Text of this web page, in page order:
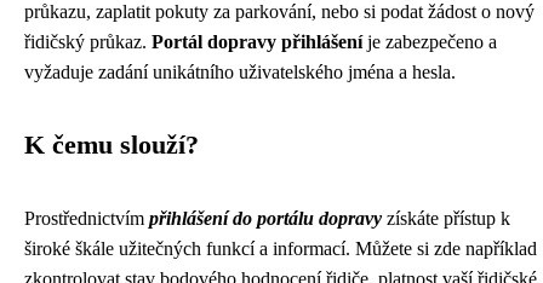
průkazu, zaplatit pokuty za parkování, nebo si podat žádost o nový
řidičský průkaz. Portál dopravy přihlášeníje zabezpečeno a
vyžaduje zadání unikátního uživatelského jména a hesla.
K čemu slouží?
Prostřednictvím přihlášení do portálu dopravy získáte přístup k
široké škále užitečných funkcí a informací. Můžete si zde například
zkontrolovat stav bodového hodnocení řidiče, platnost vaší řidičské